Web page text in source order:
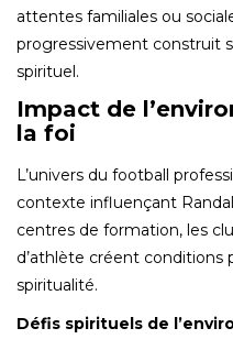
attentes familiales ou
progressivement construit
spirituel.
Impact de
la foi
L’univers du football
contexte influençant
centres de formation, les
d’athlète créent conditions
spiritualité.
Défis spirituels de